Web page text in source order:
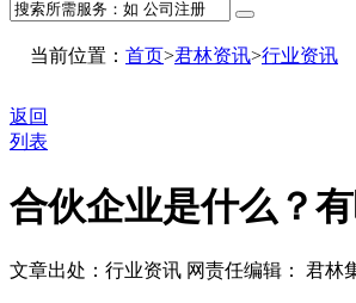
当前位置： 首页>君林资讯>行业资讯
返回
列表
合伙企业是什么？
文章出处：行业资讯 网责任编辑： 君林